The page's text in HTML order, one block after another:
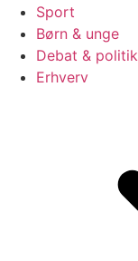
Sport
Børn & unge
Debat & politik
Erhverv